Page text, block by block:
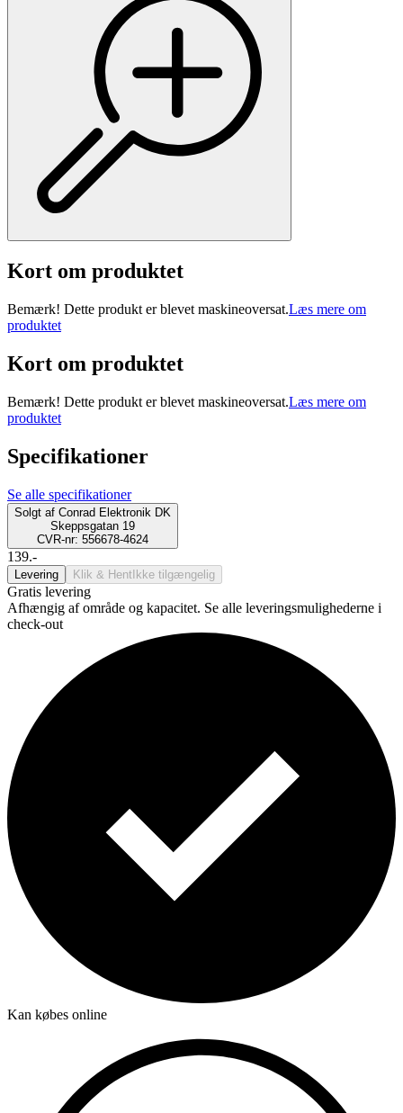
Kort om produktet
Bemærk! Dette produkt er blevet maskineoversat.Læs mere om
produktet
Kort om produktet
Bemærk! Dette produkt er blevet maskineoversat.Læs mere om
produktet
Specifikationer
Se alle specifikationer
Solgt af Conrad Elektronik DK
Skeppsgatan 19
CVR-nr: 556678-4624
139.-
Levering Klik & Hent Ikke tilgængelig
Gratis levering
Afhængig af område og kapacitet. Se alle leveringsmulighederne i
check-out
Kan købes online